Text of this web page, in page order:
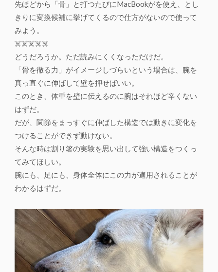
先ほどから「骨」と打つたびにMacBookがを使え、とし
きりに変換候補に挙げてくるので仕方がないので使って
みよう。
☠️☠️☠️☠️☠️
どうだろうか。ただ読みにくくなっただけだ。
「骨を徹る力」がイメージしづらいという場合は、腕を
真っ直ぐに伸ばして壁を押せばいい。
このとき、体重を壁に伝えるのに腕はそれほど辛くない
はずだ。
だが、関節をまっすぐに伸ばした構造では動きに変化を
つけることができず動けない。
そんな時は割り箸の実験を思い出して強い構造をつくっ
てみてほしい。
腕にも、足にも、身体全体にこの力が適用されることが
わかるはずだ。